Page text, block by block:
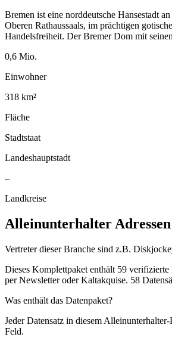
Bremen ist eine norddeutsche Hansestadt
Oberen Rathaussaals, im prächtigen
Handelsfreiheit. Der Bremer Dom mit
0,6 Mio.
Einwohner
318 km²
Fläche
Stadtstaat
Landeshauptstadt
–
Landkreise
Alleinunterhalter
Vertreter dieser Branche sind z.B.
Dieses Komplettpaket enthält 59 verifizierte
per Newsletter oder Kaltakquise. 58
Was enthält das Datenpaket?
Jeder Datensatz in diesem Alleinunterhalter-
Feld.